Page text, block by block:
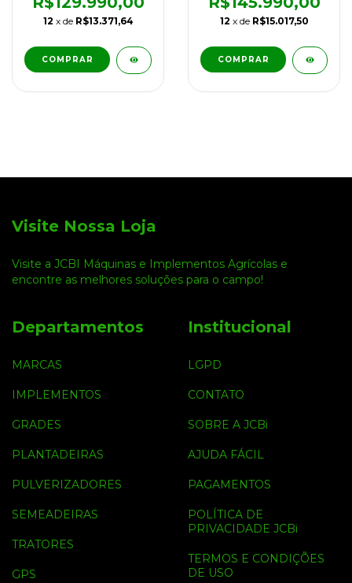
12 x de R$13.371,64 12 x de R$15.017,50
Visite Nossa Loja
Visite a JCBI Máquinas e Implementos Agrícolas e
encontre as melhores soluções para o campo!
Departamentos
MARCAS
IMPLEMENTOS
GRADES
PLANTADEIRAS
PULVERIZADORES
SEMEADEIRAS
TRATORES
GPS
Institucional
LGPD
CONTATO
SOBRE A JCBi
AJUDA FÁCIL
PAGAMENTOS
POLÍTICA DE
PRIVACIDADE JCBi
TERMOS E CONDIÇÕES
DE USO